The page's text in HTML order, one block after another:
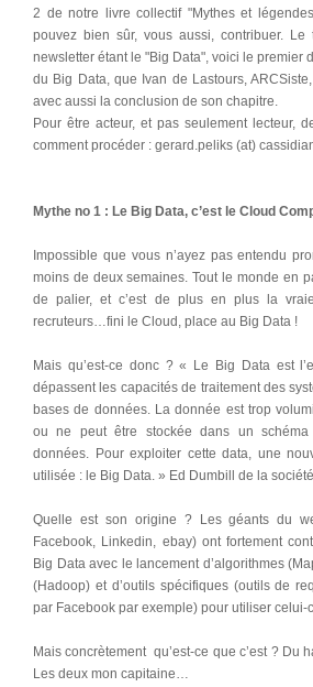
2 de notre livre collectif "Mythes et
pouvez bien sûr, vous aussi, contribuer. Le
newsletter étant le "Big Data", voici le premier
du Big Data, que Ivan de Lastours,
avec aussi la conclusion de son chapitre.
Pour être acteur, et pas seulement lecteur,
comment procéder : gerard.peliks (at)
Mythe no 1 : Le Big Data, c’est le Cloud
Impossible que vous n’ayez pas entendu
moins de deux semaines. Tout le monde en
de palier, et c’est de plus en plus la
recruteurs…fini le Cloud, place au Big Data !
Mais qu’est-ce donc ? « Le Big Data est
dépassent les capacités de traitement des
bases de données. La donnée est trop
ou ne peut être stockée dans un
données. Pour exploiter cette data, une
utilisée : le Big Data. » Ed Dumbill de la
Quelle est son origine ? Les géants du
Facebook, Linkedin, ebay) ont fortement
Big Data avec le lancement d’algorithmes
(Hadoop) et d’outils spécifiques (outils de
par Facebook par exemple) pour utiliser celui-
Mais concrètement qu’est-ce que c’est ? Du
Les deux mon capitaine…